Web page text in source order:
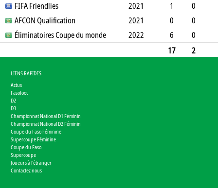
1
1 0 478
FIFA Friendlies 2021 1
0
0
0 0 90
AFCON Qualification 2021 0
0
0
2 0 0 0 0
Éliminatoires Coupe du monde 2022 6
0
54017
2
LIENS RAPIDES
Actus
Fasofoot
D2
D3
Championnat National D1 Féminin
Championnat National D2 Féminin
Coupe du Faso Féminine
Supercoupe Féminine
Coupe du Faso
Supercoupe
Joueurs à l'étranger
Contactez nous